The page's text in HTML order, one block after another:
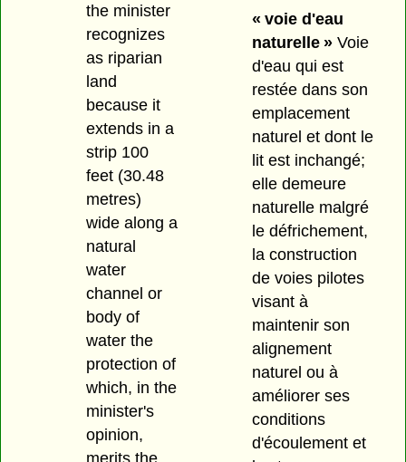
the minister
recognizes
as riparian
land
because it
extends in a
strip 100
feet (30.48
metres)
wide along a
natural
water
channel or
body of
water the
protection of
which, in the
minister's
opinion,
merits the
« voie d'eau
naturelle »Voie
d'eau qui est
restée dans son
emplacement
naturel et dont le
lit est inchangé;
elle demeure
naturelle malgré
le défrichement,
la construction
de voies pilotes
visant à
maintenir son
alignement
naturel ou à
améliorer ses
conditions
d'écoulement et